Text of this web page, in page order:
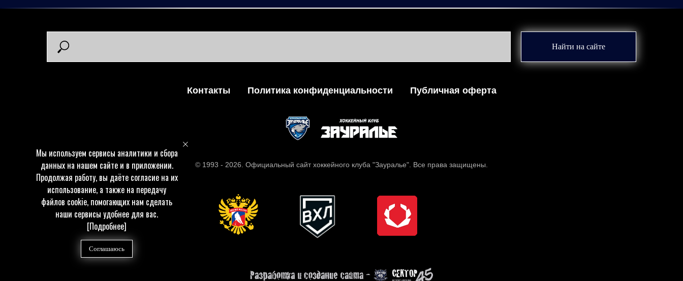
Мы используем сервисы аналитики и сбора
данных на нашем сайте и в приложении.
Продолжая работу, вы даёте согласие на их
использование, а также на передачу
файлов cookie, помогающих нам сделать
наши сервисы удобнее для вас.
[Подробнее]
Соглашаюсь
Найти на сайте
Контакты Политика конфиденциальности Публичная оферта
© 1993 - 2026. Официальный сайт хоккейного клуба "Зауралье". Все права защищены.